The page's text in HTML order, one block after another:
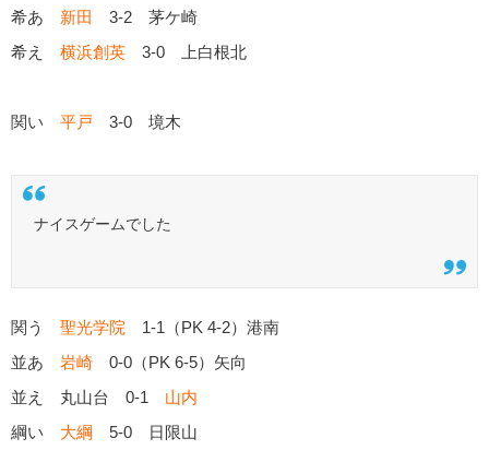
希あ 新田
3-2 茅ケ崎
希え 横浜創英 3-0 上白根北
関い 平戸 3-0 境木
ナイスゲームでした
関う 聖光学院 1-1（PK 4-2）港南
並あ 岩崎 0-0（PK 6-5）矢向
並え 丸山台 0-1 山内
綱い 大綱 5-0 日限山